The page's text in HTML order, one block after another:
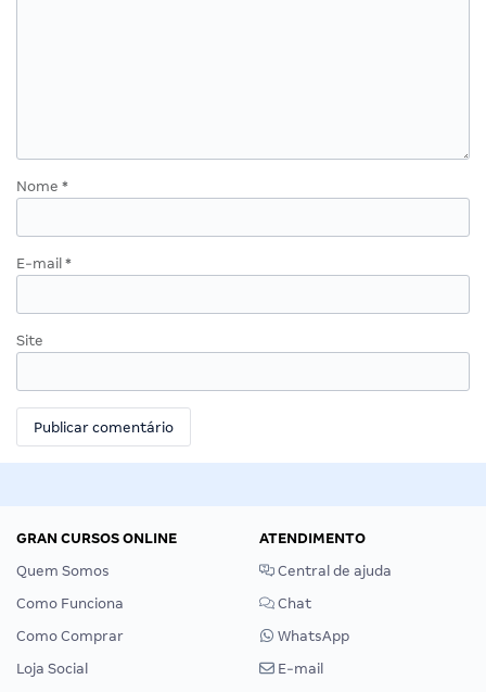
Nome *
E-mail *
Site
GRAN CURSOS ONLINE
Quem Somos
Como Funciona
Como Comprar
Loja Social
ATENDIMENTO
Central de ajuda
Chat
WhatsApp
E-mail